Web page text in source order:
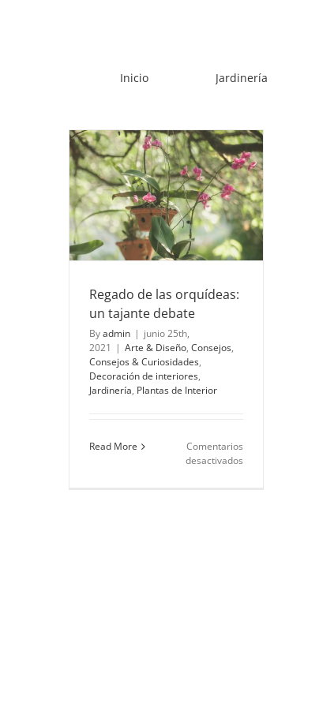
Inicio Jardinería
Regado de las orquídeas:
un tajante debate
Byadmin | junio 25th,
2021 | Arte & Diseño, Consejos,
Consejos & Curiosidades,
Decoración de interiores,
Jardinería, Plantas de Interior
Read More
Comentarios
desactivadosen